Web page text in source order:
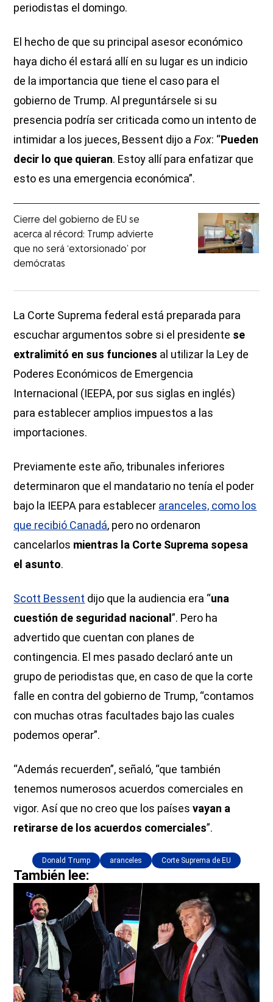
periodistas el domingo.
El hecho de que su principal asesor económico
haya dicho él estará allí en su lugar es un indicio
de la importancia que tiene el caso para el
gobierno de Trump. Al preguntársele si su
presencia podría ser criticada como un intento de
intimidar a los jueces, Bessent dijo aFox: “Pueden
decir lo que quieran. Estoy allí para enfatizar que
esto es una emergencia económica”.
Cierre del gobierno de EU se
acerca al récord: Trump advierte
que no será ‘extorsionado’ por
demócratas
La Corte Suprema federal está preparada para
escuchar argumentos sobre si el presidente se
extralimitó en sus funciones al utilizar la Ley de
Poderes Económicos de Emergencia
Internacional (IEEPA, por sus siglas en inglés)
para establecer amplios impuestos a las
importaciones.
Previamente este año, tribunales inferiores
determinaron que el mandatario no tenía el poder
bajo la IEEPA para establecer aranceles, como los
que recibió Canadá, pero no ordenaron
cancelarlos mientras la Corte Suprema sopesa
el asunto.
Scott Bessent dijo que la audiencia era “una
cuestión de seguridad nacional”. Pero ha
advertido que cuentan con planes de
contingencia. El mes pasado declaró ante un
grupo de periodistas que, en caso de que la corte
falle en contra del gobierno de Trump, “contamos
con muchas otras facultades bajo las cuales
podemos operar”.
“Además recuerden”, señaló, “que también
tenemos numerosos acuerdos comerciales en
vigor. Así que no creo que los paísesvayan a
retirarse de los acuerdos comerciales”.
Donald Trump aranceles Corte Suprema de EU
También lee: